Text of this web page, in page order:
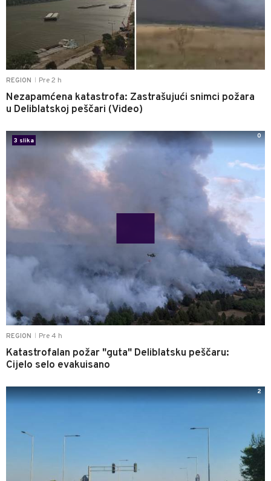
REGION Pre 2 h
Nezapamćena katastrofa: Zastrašujući snimci požara
u Deliblatskoj peščari (Video)
REGION Pre 4 h
Katastrofalan požar "guta" Deliblatsku peščaru:
Cijelo selo evakuisano
3 slika
0
2